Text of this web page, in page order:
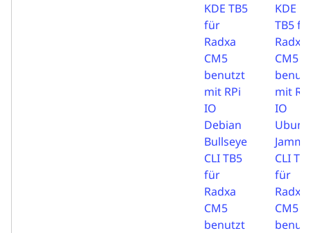
KDE TB5
für
Radxa
CM5
benutzt
mit RPi
IO
Debian
Bullseye
CLI TB5
für
Radxa
CM5
benutzt
KDE
TB5
Radxa
CM5
mit RPi
IO
Jammy
CLI
für
Radxa
CM5